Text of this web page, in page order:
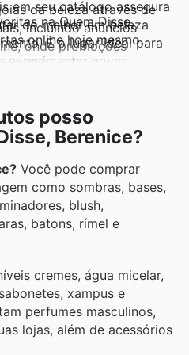
da beleza através de
incluindo anúncios
onde promoções
são
tornando a experiência
em seu catálogo assegura
do melhor em beleza
É o lugar ideal para
experimentar novas
na Quem Disse,
online hoje mesmo.
posso
Berenice?
Você pode comprar
como sombras, bases,
blush,
batons, rímel e
cremes, água micelar,
xampus e
perfumes masculinos,
lojas, além de acessórios